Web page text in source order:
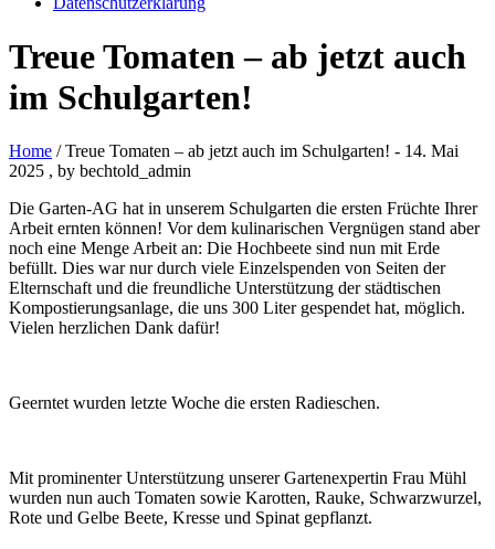
Treue Tomaten – ab jetzt auch
im Schulgarten!
Home / Treue Tomaten – ab jetzt auch im Schulgarten! - 14. Mai
2025 , by bechtold_admin
Die Garten-AG hat in unserem Schulgarten die ersten Früchte Ihrer
Arbeit ernten können! Vor dem kulinarischen Vergnügen stand aber
noch eine Menge Arbeit an: Die Hochbeete sind nun mit Erde
befüllt. Dies war nur durch viele Einzelspenden von Seiten der
Elternschaft und die freundliche Unterstützung der städtischen
Kompostierungsanlage, die uns 300 Liter gespendet hat, möglich.
Vielen herzlichen Dank dafür!
Geerntet wurden letzte Woche die ersten Radieschen.
Mit prominenter Unterstützung unserer Gartenexpertin Frau Mühl
wurden nun auch Tomaten sowie Karotten, Rauke, Schwarzwurzel,
Rote und Gelbe Beete, Kresse und Spinat gepflanzt.